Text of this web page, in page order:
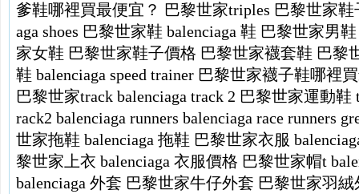
爹鞋哪裡買最便宜？ 巴黎世家triples 巴黎世家鞋
aga shoes 巴黎世家鞋 balenciaga 鞋 巴黎世家男鞋
家女鞋 巴黎世家鞋子價格 巴黎世家襪套鞋 巴黎
鞋 balenciaga speed trainer 巴黎世家襪子鞋哪裡
巴黎世家track balenciaga track 2 巴黎世家運動鞋
rack2 balenciaga runners balenciaga race runners
世家拖鞋 balenciaga 拖鞋 巴黎世家衣服
黎世家上衣 balenciaga 衣服價格 巴黎世家帽t
balenciaga 外套 巴黎世家牛仔外套 巴黎世家羽絨